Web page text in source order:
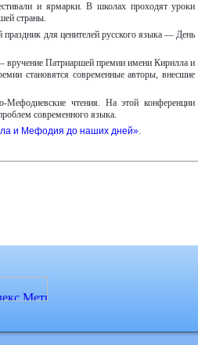
и ярмарки. В школах проходят уроки
страны.
для ценителей русского языка — День
вручение Патриаршей премии имени Кирилла и
становятся современные авторы, внесшие
Мефодиевские чтения. На этой конференции
современного языка.
и Мефодия до наших дней».